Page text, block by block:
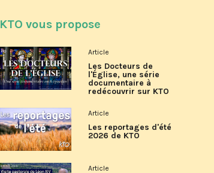
KTO vous propose
Article
Les Docteurs de
l'Église, une série
documentaire à
redécouvrir sur KTO
Article
Les reportages d'été
2026 de KTO
Article